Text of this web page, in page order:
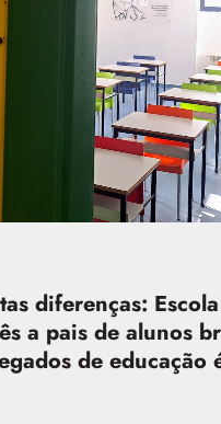
diferenças:
a pais de alunos
de educação